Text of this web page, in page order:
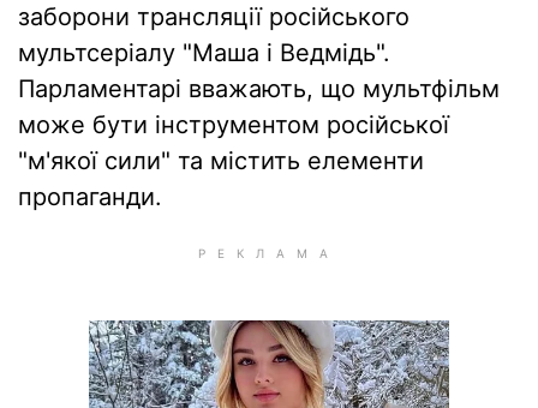
заборони трансляції російського
мультсеріалу "Маша і Ведмідь".
Парламентарі вважають, що мультфільм
може бути інструментом російської
"м'якої сили" та містить елементи
пропаганди.